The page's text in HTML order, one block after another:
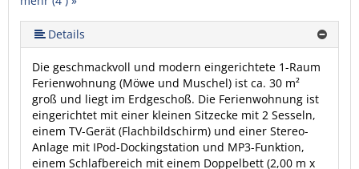
Details
Die geschmackvoll und modern eingerichtete 1-Raum
Ferienwohnung (Möwe und Muschel) ist ca. 30 m²
groß und liegt im Erdgeschoß. Die Ferienwohnung ist
eingerichtet mit einer kleinen Sitzecke mit 2 Sesseln,
einem TV-Gerät (Flachbildschirm) und einer Stereo-
Anlage mit IPod-Dockingstation und MP3-Funktion,
einem Schlafbereich mit einem Doppelbett (2,00 m x